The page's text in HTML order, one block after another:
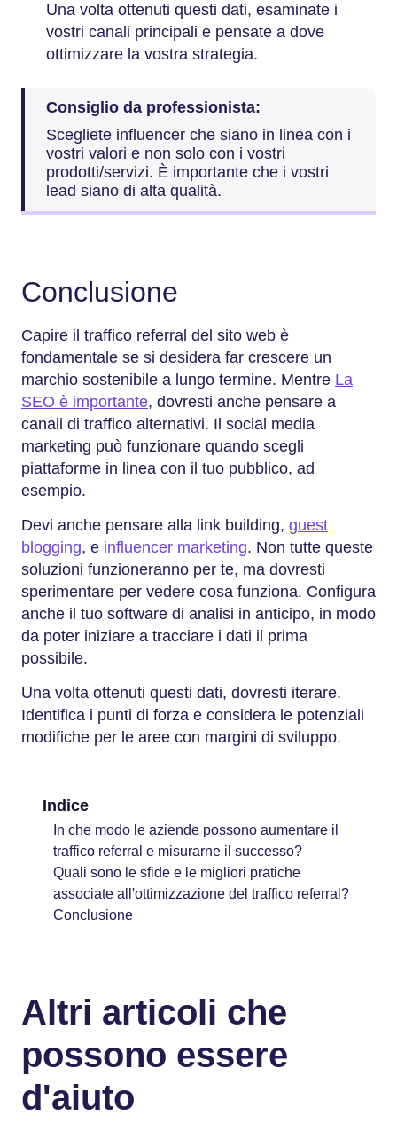
Una volta ottenuti questi dati, esaminate i
vostri canali principali e pensate a dove
ottimizzare la vostra strategia.
Consiglio da professionista:
Scegliete influencer che siano in linea con i
vostri valori e non solo con i vostri
prodotti/servizi. È importante che i vostri
lead siano di alta qualità.
Conclusione
Capire il traffico referral del sito web è
fondamentale se si desidera far crescere un
marchio sostenibile a lungo termine. Mentre La
SEO è importante, dovresti anche pensare a
canali di traffico alternativi. Il social media
marketing può funzionare quando scegli
piattaforme in linea con il tuo pubblico, ad
esempio.
Devi anche pensare alla link building, guest
blogging, e influencer marketing. Non tutte queste
soluzioni funzioneranno per te, ma dovresti
sperimentare per vedere cosa funziona. Configura
anche il tuo software di analisi in anticipo, in modo
da poter iniziare a tracciare i dati il prima
possibile.
Una volta ottenuti questi dati, dovresti iterare.
Identifica i punti di forza e considera le potenziali
modifiche per le aree con margini di sviluppo.
Indice
In che modo le aziende possono aumentare il
traffico referral e misurarne il successo?
Quali sono le sfide e le migliori pratiche
associate all'ottimizzazione del traffico referral?
Conclusione
Altri articoli che
possono essere
d'aiuto